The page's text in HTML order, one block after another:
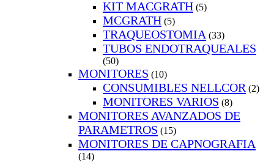
KIT MACGRATH (5)
MCGRATH (5)
TRAQUEOSTOMIA (33)
TUBOS ENDOTRAQUEALES
(50)
MONITORES (10)
CONSUMIBLES NELLCOR (2)
MONITORES VARIOS (8)
MONITORES AVANZADOS DE
PARAMETROS (15)
MONITORES DE CAPNOGRAFIA
(14)